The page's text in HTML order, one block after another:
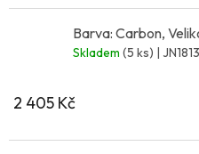
Barva: Carbon,
Skladem (5 ks) |
2 405 Kč